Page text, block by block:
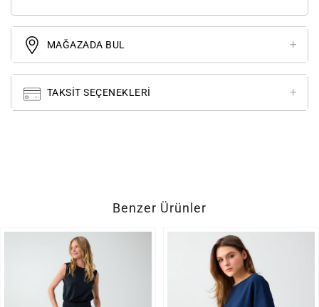
MAĞAZADA BUL
TAKSIT SEÇENEKLERI
Benzer Ürünler